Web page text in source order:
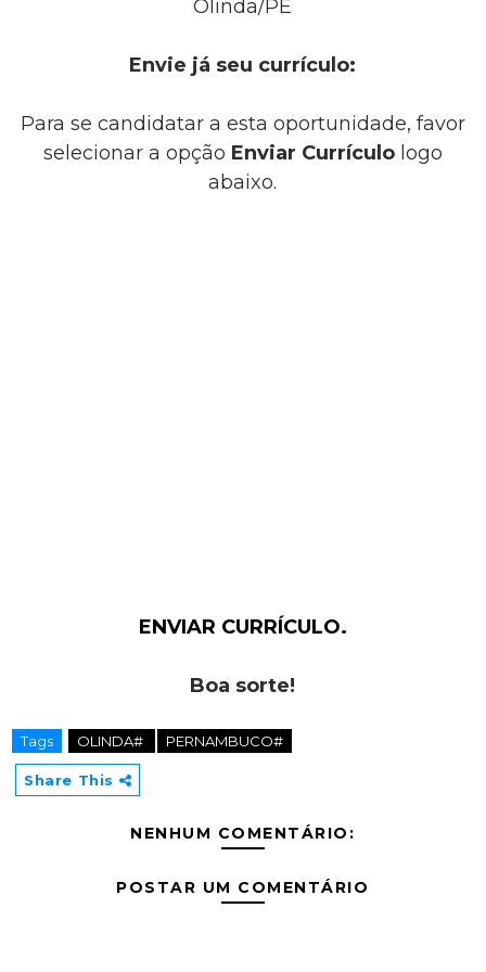
Olinda/PE
Envie já seu currículo:
Para se candidatar a esta oportunidade, favor
selecionar a opção Enviar Currículologo
abaixo.
ENVIAR CURRÍCULO.
Boa sorte!
Tags OLINDA# PERNAMBUCO#
Share This
NENHUM COMENTÁRIO:
POSTAR UM COMENTÁRIO